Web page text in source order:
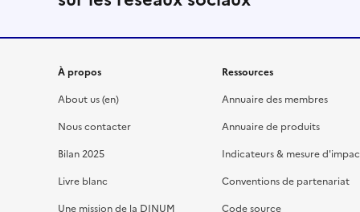
À propos
About us (en)
Nous contacter
Bilan 2025
Livre blanc
Une mission de la DINUM
Ressources
Annuaire des membres
Annuaire de produits
Indicateurs & mesure
Conventions de partenariat
Code source